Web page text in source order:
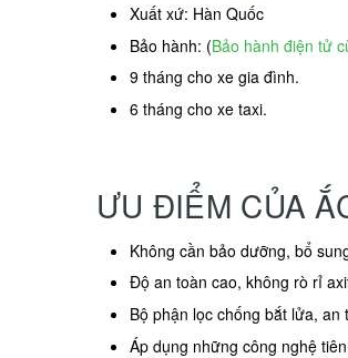
Xuất xứ: Hàn Quốc
Bảo hành: (Bảo hành điện tử
9 tháng cho xe gia đình.
6 tháng cho xe taxi.
ƯU ĐIỂM CỦA
Không cần bảo dưỡng, bổ
Độ an toàn cao, không rò rỉ
Bộ phận lọc chống bắt lửa, an
Áp dụng những công nghệ